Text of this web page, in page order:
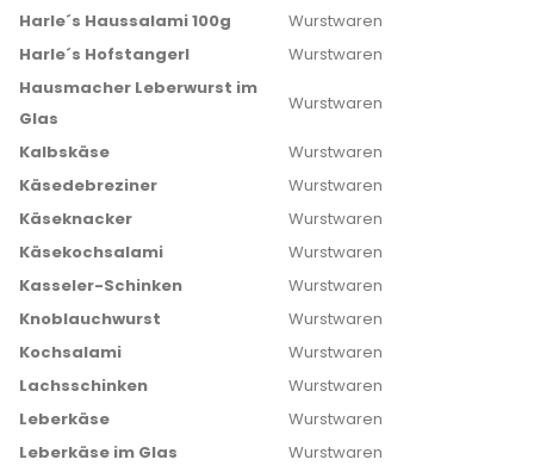
Harle´s Haussalami 100g
Wurstwaren
Harle´s Hofstangerl
Wurstwaren
Hausmacher Leberwurst im
Glas
Wurstwaren
Kalbskäse
Wurstwaren
Käsedebreziner
Wurstwaren
Käseknacker
Wurstwaren
Käsekochsalami
Wurstwaren
Kasseler-Schinken
Wurstwaren
Knoblauchwurst
Wurstwaren
Kochsalami
Wurstwaren
Lachsschinken
Wurstwaren
Leberkäse
Wurstwaren
Leberkäse im Glas
Wurstwaren